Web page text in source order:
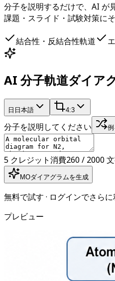
分子を説明するだけで、AI が
課題・スライド・試験対策に
結合性・反結合性軌道
AI 分子軌道ダイア
日 日本語 4:3
分子を説明してください
5 クレジット消費260 / 2000
MOダイアグラムを生成
無料で試す · ログインでさら
プレビュー